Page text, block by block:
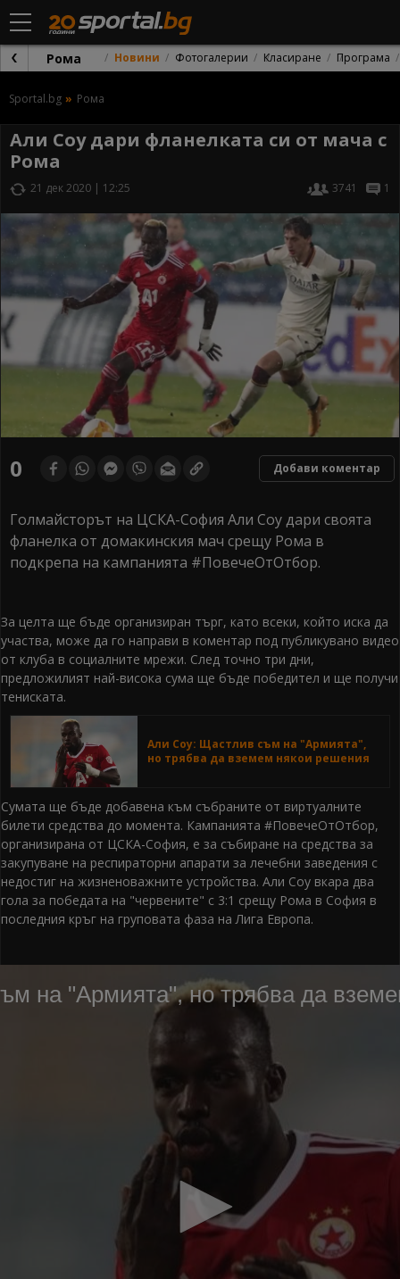
Рома Новини Фотогалерии Класиране Програма
Sportal.bg Рома
Али Соу дари фланелката си от мача с
Рома
21 дек 2020 | 12:25 3741 1
0 Добави коментар
Голмайсторът на ЦСКА-София Али Соу дари своята
фланелка от домакинския мач срещу Рома в
подкрепа на кампанията #ПовечеОтОтбор.
За целта ще бъде организиран търг, като всеки, който иска да
участва, може да го направи в коментар под публикувано видео
от клуба в социалните мрежи. След точно три дни,
предложилият най-висока сума ще бъде победител и ще получи
тениската.
Али Соу: Щастлив съм на "Армията",
но трябва да вземем някои решения
Сумата ще бъде добавена към събраните от виртуалните
билети средства до момента. Кампанията #ПовечеОтОтбор,
организирана от ЦСКА-София, е за събиране на средства за
закупуване на респираторни апарати за лечебни заведения с
недостиг на жизненоважните устройства. Али Соу вкара два
гола за победата на "червените" с 3:1 срещу Рома в София в
последния кръг на груповата фаза на Лига Европа.